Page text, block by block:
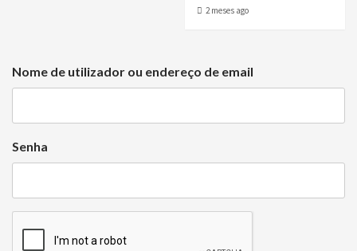
2 meses ago
Nome de utilizador ou endereço de email
Senha